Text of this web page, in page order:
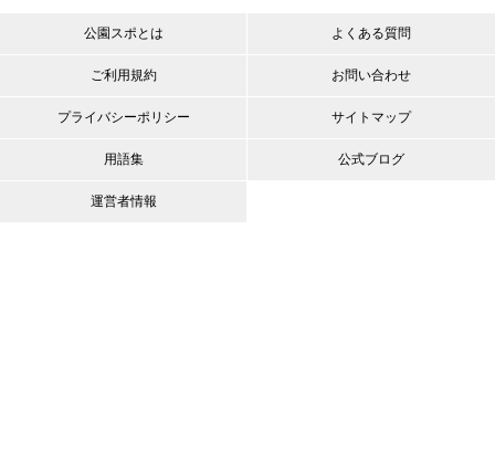
公園スポとは
ご利用規約
プライバシーポリシー
用語集
運営者情報
よくある質問
お問い合わせ
サイトマップ
公式ブログ